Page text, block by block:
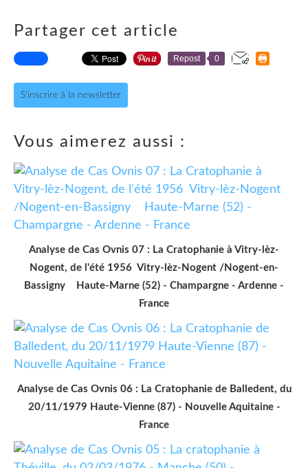
Partager cet article
Repost 0
S'inscrire à la newsletter
Vous aimerez aussi :
Analyse de Cas Ovnis 07 : La Cratophanie à Vitry-lèz-
Nogent, de l'été 1956 Vitry-lèz-Nogent /Nogent-en-
Bassigny Haute-Marne (52) - Champargne - Ardenne -
France
Analyse de Cas Ovnis 06 : La Cratophanie de Balledent, du
20/11/1979 Haute-Vienne (87) - Nouvelle Aquitaine -
France